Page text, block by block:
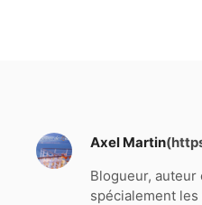
Axel Martin
Blogueur, auteur
spécialement